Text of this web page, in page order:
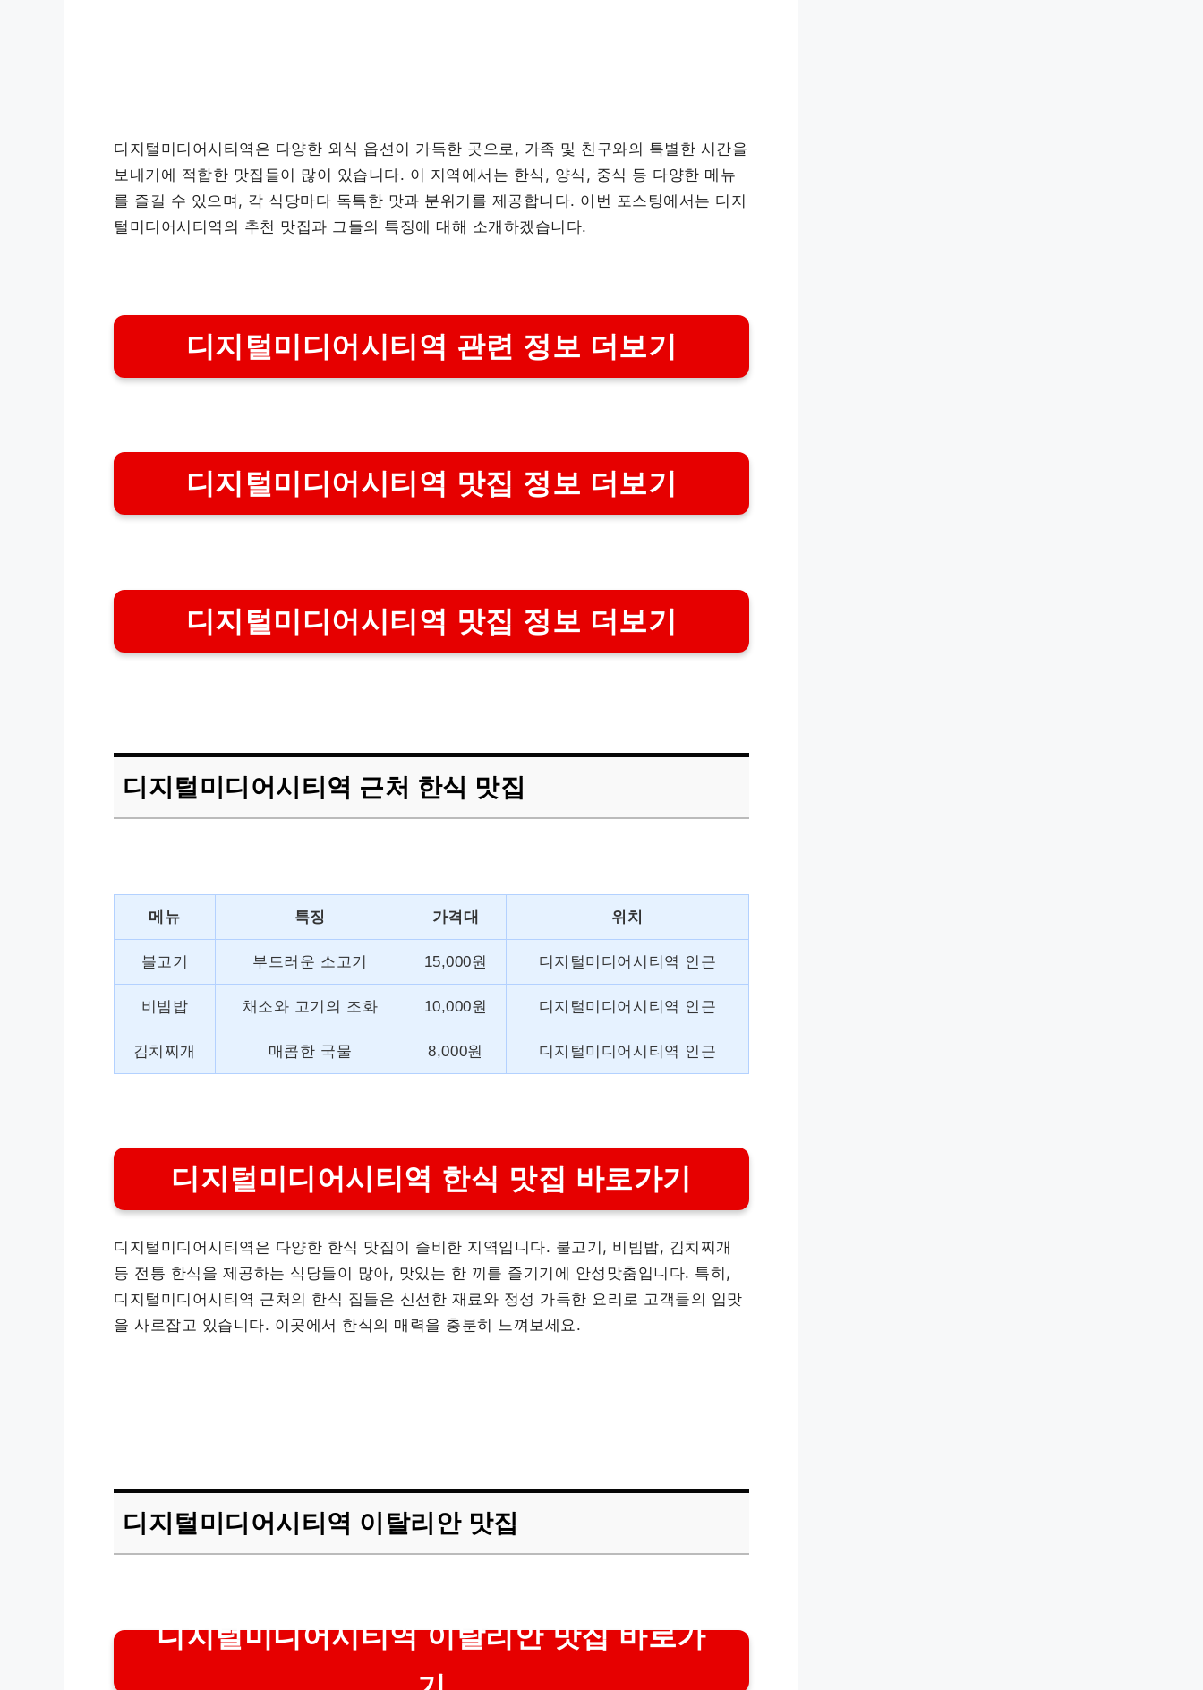
디지털미디어시티역은 다양한 외식 옵션이 가득한 곳으로, 가족 및 친구와의 특별한 시간을
보내기에 적합한 맛집들이 많이 있습니다. 이 지역에서는 한식, 양식, 중식 등 다양한 메뉴
를 즐길 수 있으며, 각 식당마다 독특한 맛과 분위기를 제공합니다. 이번 포스팅에서는 디지
털미디어시티역의 추천 맛집과 그들의 특징에 대해 소개하겠습니다.
디지털미디어시티역 관련 정보 더보기
디지털미디어시티역 맛집 정보 더보기
디지털미디어시티역 맛집 정보 더보기
디지털미디어시티역 근처 한식 맛집
메뉴 특징 가격대 위치
불고기 부드러운 소고기 15,000원 디지털미디어시티역 인근
비빔밥 채소와 고기의 조화 10,000원 디지털미디어시티역 인근
김치찌개 매콤한 국물 8,000원 디지털미디어시티역 인근
디지털미디어시티역 한식 맛집 바로가기
디지털미디어시티역은 다양한 한식 맛집이 즐비한 지역입니다. 불고기, 비빔밥, 김치찌개
등 전통 한식을 제공하는 식당들이 많아, 맛있는 한 끼를 즐기기에 안성맞춤입니다. 특히,
디지털미디어시티역 근처의 한식 집들은 신선한 재료와 정성 가득한 요리로 고객들의 입맛
을 사로잡고 있습니다. 이곳에서 한식의 매력을 충분히 느껴보세요.
디지털미디어시티역 이탈리안 맛집
디지털미디어시티역 이탈리안 맛집 바로가